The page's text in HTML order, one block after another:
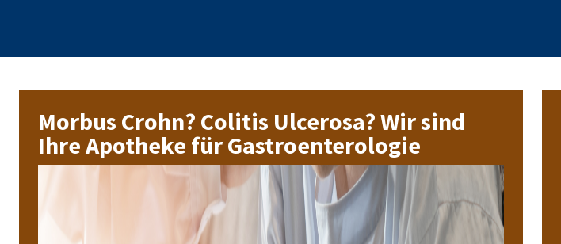
Morbus Crohn? Colitis Ulcerosa? Wir sind
Ihre Apotheke für Gastroenterologie